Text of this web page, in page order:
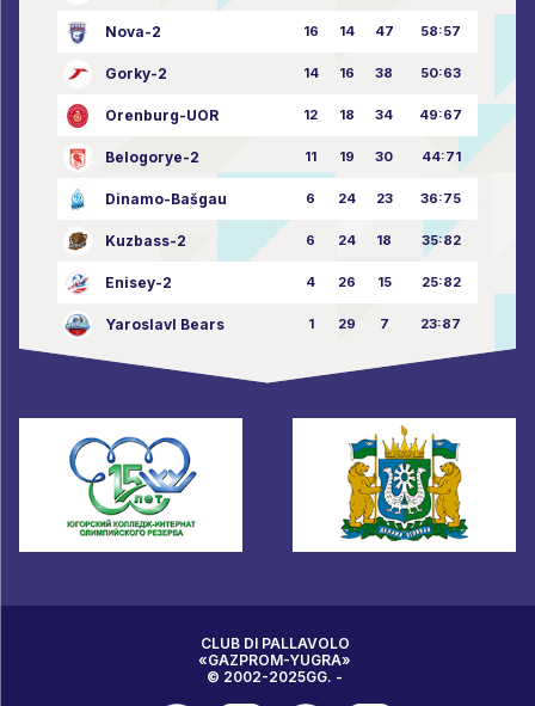
Nova-2 16 14 47 58:57
Gorky-2 14 16 38 50:63
Orenburg-UOR 12 18 34 49:67
Belogorye-2 11 19 30 44:71
Dinamo-Bašgau 6 24 23 36:75
Kuzbass-2 6 24 18 35:82
Enisey-2 4 26 15 25:82
Yaroslavl Bears 1 29 7 23:87
CLUB DI PALLAVOLO
«GAZPROM-YUGRA»
© 2002-2025GG. -